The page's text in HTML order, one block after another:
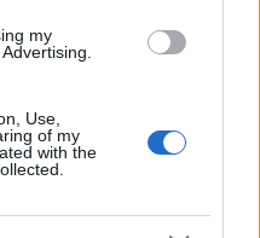
my
Use,
of my
with the
zakonika je
za javno spodbujanje
z žaljivimi,
vsebinami bodo
→